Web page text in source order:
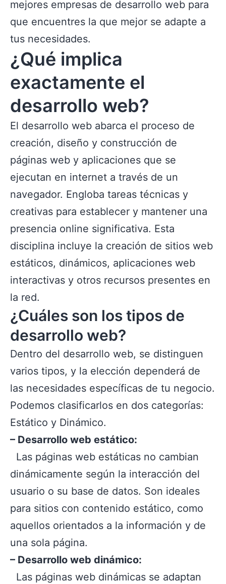
mejores empresas de desarrollo web para
que encuentres la que mejor se adapte a
tus necesidades.
¿Qué implica
exactamente el
desarrollo web?
El desarrollo web abarca el proceso de
creación, diseño y construcción de
páginas web y aplicaciones que se
ejecutan en internet a través de un
navegador. Engloba tareas técnicas y
creativas para establecer y mantener una
presencia online significativa. Esta
disciplina incluye la creación de sitios web
estáticos, dinámicos, aplicaciones web
interactivas y otros recursos presentes en
la red.
¿Cuáles son los tipos de
desarrollo web?
Dentro del desarrollo web, se distinguen
varios tipos, y la elección dependerá de
las necesidades específicas de tu negocio.
Podemos clasificarlos en dos categorías:
Estático y Dinámico.
– Desarrollo web estático:
Las páginas web estáticas no cambian
dinámicamente según la interacción del
usuario o su base de datos. Son ideales
para sitios con contenido estático, como
aquellos orientados a la información y de
una sola página.
– Desarrollo web dinámico:
Las páginas web dinámicas se adaptan